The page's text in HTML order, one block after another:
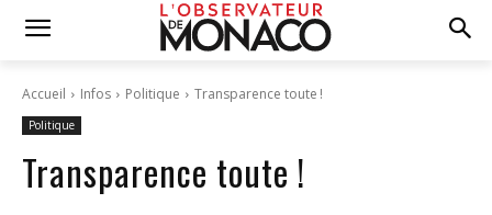
Accueil Infos Politique Transparence toute !
Politique
Transparence toute !